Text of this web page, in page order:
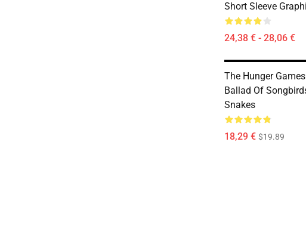
Short Sleeve
24,38 € - 28,06 €
The Hunger
Ballad Of
Snakes
18,29 € $19.89